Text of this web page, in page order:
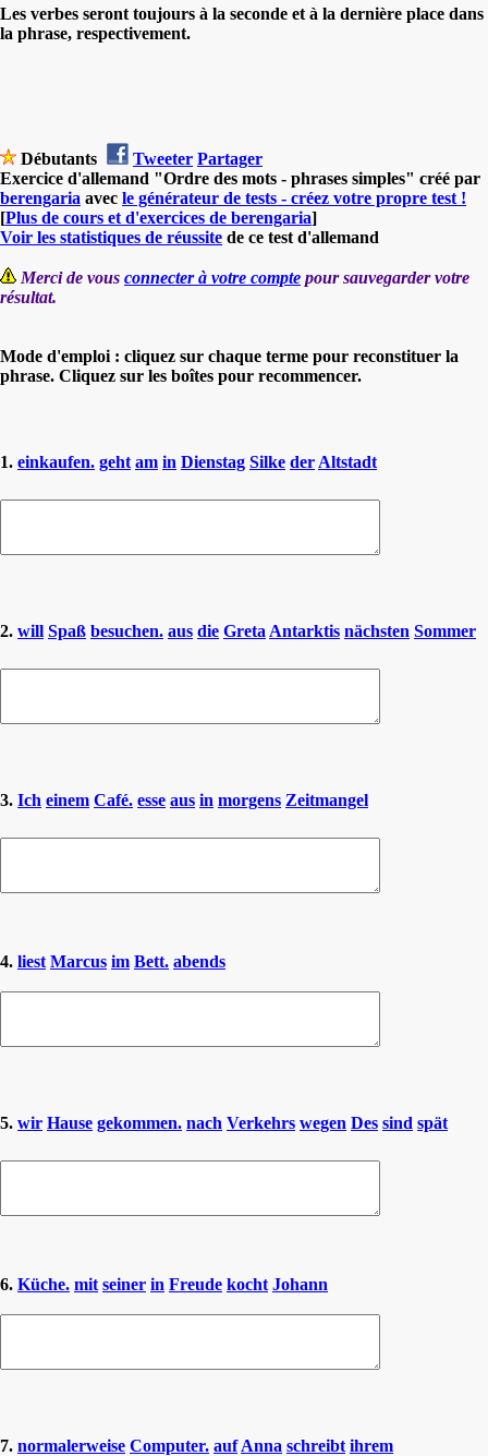
Les verbes seront toujours à la seconde et à la dernière place dans
la phrase, respectivement.
Débutants Tweeter Partager
Exercice d'allemand "Ordre des mots - phrases simples" créé par
berengaria avec le générateur de tests - créez votre propre test !
[Plus de cours et d'exercices de berengaria]
Voir les statistiques de réussite de ce test d'allemand
Merci de vous connecter à votre compte pour sauvegarder votre
résultat.
Mode d'emploi : cliquez sur chaque terme pour reconstituer la
phrase. Cliquez sur les boîtes pour recommencer.
1. einkaufen. geht am in Dienstag Silke der Altstadt
2. will Spaß besuchen. aus die Greta Antarktis nächsten Sommer
3. Ich einem Café. esse aus in morgens Zeitmangel
4. liest Marcus im Bett. abends
5. wir Hause gekommen. nach Verkehrs wegen Des sind spät
6. Küche. mit seiner in Freude kocht Johann
7. normalerweise Computer. auf Anna schreibt ihrem